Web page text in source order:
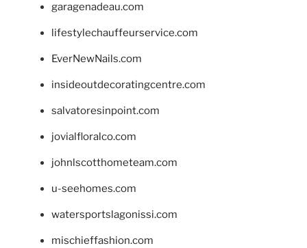
garagenadeau.com
lifestylechauffeurservice.com
EverNewNails.com
insideoutdecoratingcentre.com
salvatoresinpoint.com
jovialfloralco.com
johnlscotthometeam.com
u-seehomes.com
watersportslagonissi.com
mischieffashion.com